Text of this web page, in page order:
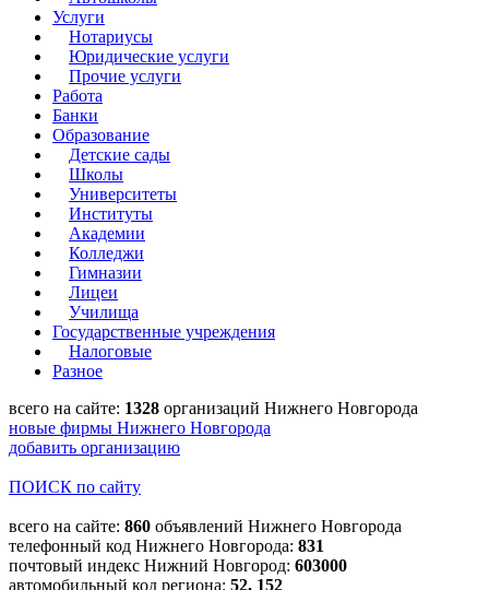
Услуги
Нотариусы
Юридические услуги
Прочие услуги
Работа
Банки
Образование
Детские сады
Школы
Университеты
Институты
Академии
Колледжи
Гимназии
Лицеи
Училища
Государственные учреждения
Налоговые
Разное
всего на сайте: 1328 организаций Нижнего Новгорода
новые фирмы Нижнего Новгорода
добавить организацию
ПОИСК по сайту
всего на сайте: 860 объявлений Нижнего Новгорода
телефонный код Нижнего Новгорода: 831
почтовый индекс Нижний Новгород: 603000
автомобильный код региона: 52, 152